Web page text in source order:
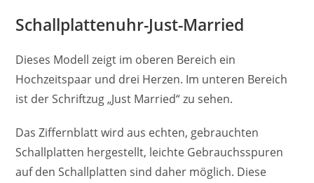
Schallplattenuhr-Just-Married
Dieses Modell zeigt im oberen Bereich ein
Hochzeitspaar und drei Herzen. Im unteren Bereich
ist der Schriftzug „Just Married“ zu sehen.
Das Ziffernblatt wird aus echten, gebrauchten
Schallplatten hergestellt, leichte Gebrauchsspuren
auf den Schallplatten sind daher möglich. Diese